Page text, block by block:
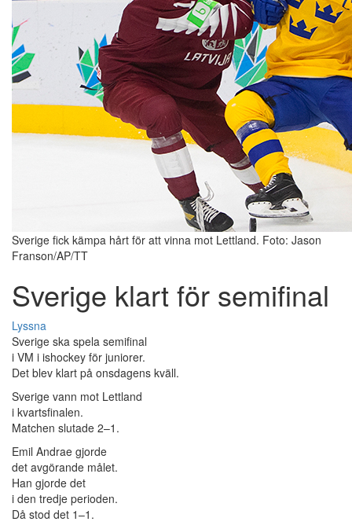
Sverige fick kämpa hårt för att vinna mot Lettland. Foto: Jason
Franson/AP/TT
Sverige klart för semifinal
Lyssna
Sverige ska spela semifinal
i VM i ishockey för juniorer.
Det blev klart på onsdagens kväll.
Sverige vann mot Lettland
i kvartsfinalen.
Matchen slutade 2–1.
Emil Andrae gjorde
det avgörande målet.
Han gjorde det
i den tredje perioden.
Då stod det 1–1.